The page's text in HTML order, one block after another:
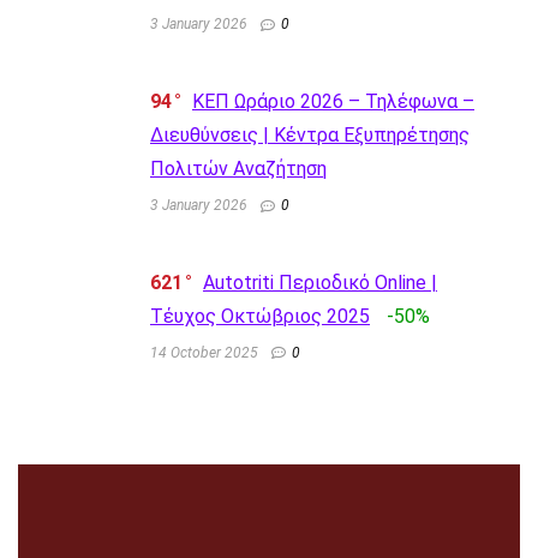
3 January 2026 0
94
ΚΕΠ Ωράριο 2026 – Τηλέφωνα –
Διευθύνσεις | Κέντρα Εξυπηρέτησης
Πολιτών Αναζήτηση
3 January 2026 0
621
Autotriti Περιοδικό Online |
Τέυχος Οκτώβριος 2025
-50%
14 October 2025 0